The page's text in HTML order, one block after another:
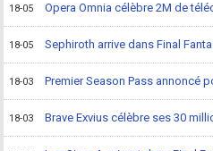
18-05 Opera Omnia célèbre 2M de
18-05 Sephiroth arrive dans Final
18-03 Premier Season Pass annoncé
18-03 Brave Exvius célèbre ses 30